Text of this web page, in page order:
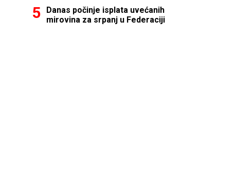
Danas počinje isplata uvećanih
mirovina za srpanj u Federaciji